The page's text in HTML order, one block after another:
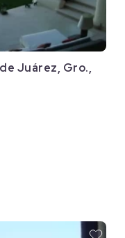
Juárez, Gro.,